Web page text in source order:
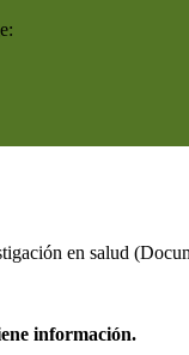
en salud
información.